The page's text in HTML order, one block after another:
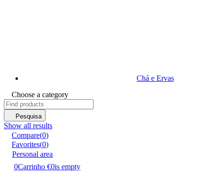
Chá e Ervas
Choose a category
Pesquisa
Show all results
Compare(0)
Favorites(0)
Personal area
0Carrinho €0is empty